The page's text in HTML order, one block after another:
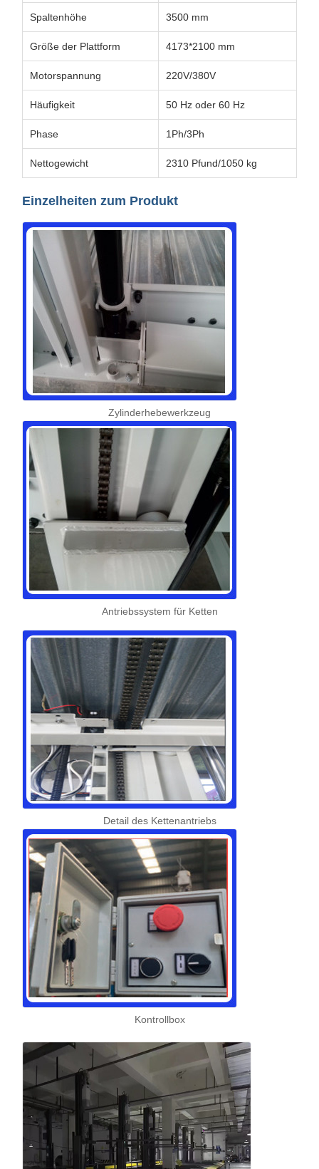
Spaltenhöhe 3500 mm
Größe der Plattform 4173*2100 mm
Motorspannung 220V/380V
Häufigkeit 50 Hz oder 60 Hz
Phase 1Ph/3Ph
Nettogewicht 2310 Pfund/1050 kg
Einzelheiten zum Produkt
Zylinderhebewerkzeug
Antriebssystem für Ketten
Detail des Kettenantriebs
Kontrollbox